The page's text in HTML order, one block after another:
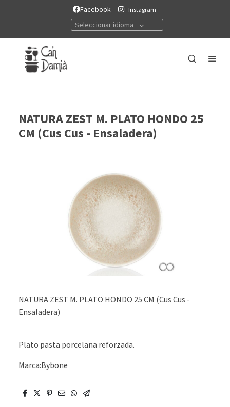
Facebook Instagram
Seleccionar idioma
NATURA ZEST M. PLATO HONDO 25
CM (Cus Cus - Ensaladera)
NATURA ZEST M. PLATO HONDO 25 CM (Cus Cus -
Ensaladera)
Plato pasta porcelana reforzada.
Marca:Bybone